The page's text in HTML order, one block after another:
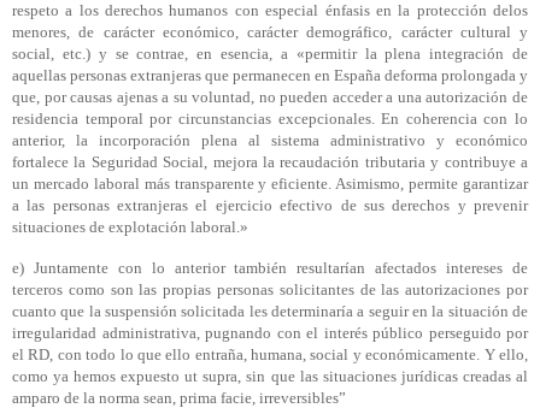
respeto a los derechos humanos con especial énfasis en la protección delos
menores, de carácter económico, carácter demográfico, carácter cultural y
social, etc.) y se contrae, en esencia, a «permitir la plena integración de
aquellas personas extranjeras que permanecen en España deforma prolongada y
que, por causas ajenas a su voluntad, no pueden acceder a una autorización de
residencia temporal por circunstancias excepcionales. En coherencia con lo
anterior, la incorporación plena al sistema administrativo y económico
fortalece la Seguridad Social, mejora la recaudación tributaria y contribuye a
un mercado laboral más transparente y eficiente. Asimismo, permite garantizar
a las personas extranjeras el ejercicio efectivo de sus derechos y prevenir
situaciones de explotación laboral.»
e) Juntamente con lo anterior también resultarían afectados intereses de
terceros como son las propias personas solicitantes de las autorizaciones por
cuanto que la suspensión solicitada les determinaría a seguir en la situación de
irregularidad administrativa, pugnando con el interés público perseguido por
el RD, con todo lo que ello entraña, humana, social y económicamente. Y ello,
como ya hemos expuesto ut supra, sin que las situaciones jurídicas creadas al
amparo de la norma sean, prima facie, irreversibles”